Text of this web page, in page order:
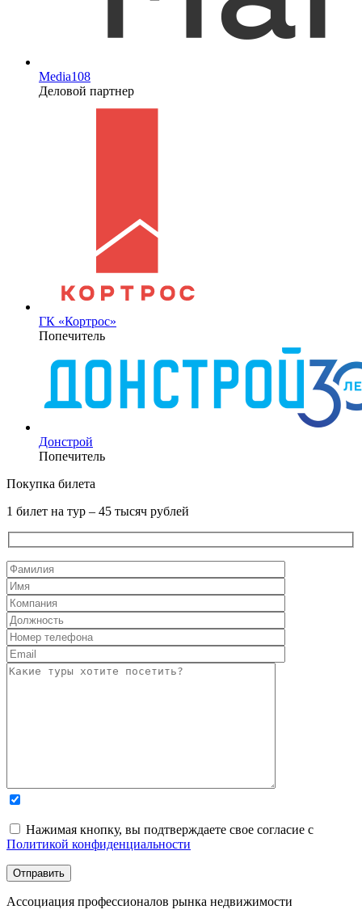
Media108
Деловой партнер
ГК «Кортрос»
Попечитель
Донстрой
Попечитель
Покупка билета
1 билет на тур – 45 тысяч рублей
Нажимая кнопку, вы подтверждаете свое согласие с
Политикой конфиденциальности
Ассоциация профессионалов рынка недвижимости